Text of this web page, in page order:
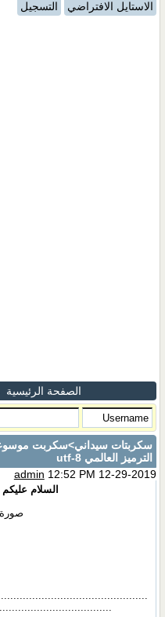
الاستايل الافتراضي
التسجيل
الصفحة الرئيسية
سكربتات سيداني>سكربت
الترميز العالمي utf-8
admin 12:52 PM 12-29-2019
السلام
...........................